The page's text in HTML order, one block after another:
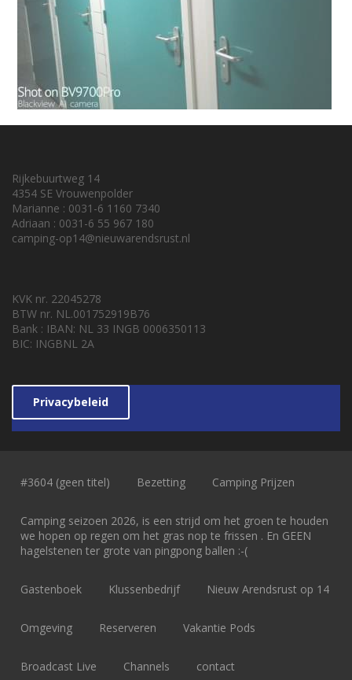
Rijkebuurtweg 14
4354 SE Vrouwenpolder
Marianne : 0031-6 1160 7340
Adriaan : 0031-6 55 967 180
camping-op14@nieuwarendsrust.nl
KVK nr. 22045278
BTW nr. NL.001752919B76
Bank : IBAN: NL 33 INGB 0006350113
BIC: INGBNL 2A
Privacybeleid
#3604 (geen titel) Bezetting Camping Prijzen
Camping seizoen 2026, is een strijd om het groen te houden
we hopen op regen om het gras nop te frissen . En GEEN
hagelstenen ter grote van pingpong ballen :-(
Gastenboek Klussenbedrijf Nieuw Arendsrust op 14
Omgeving Reserveren Vakantie Pods
Broadcast Live Channels contact